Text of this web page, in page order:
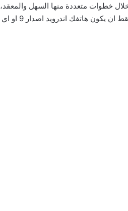
خطوات متعددة منها السهل والمعقد،
ولكن معرفة باسورد الواي فاي عن طريق الباركود تعتبر من ابسط الطرق يشترط فقط ان يكون هاتفك اندرويد اصدار 9 او اي